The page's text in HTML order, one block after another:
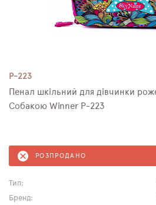
P-223
Пенал шкільний для дівчинки
Собакою Winner P-223
РОЗПРОДАНО
Тип:
Бренд: